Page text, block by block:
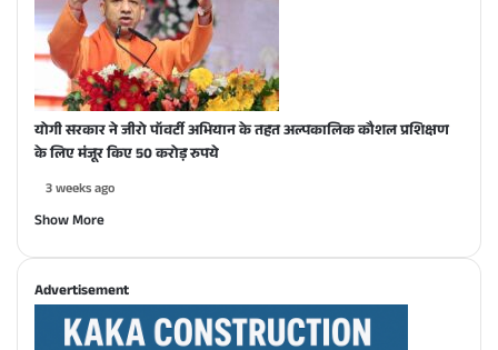
योगी सरकार ने जीरो पॉवर्टी अभियान के तहत अल्पकालिक कौशल प्रशिक्षण
के लिए मंजूर किए 50 करोड़ रुपये
3 weeks ago
Show More
Advertisement